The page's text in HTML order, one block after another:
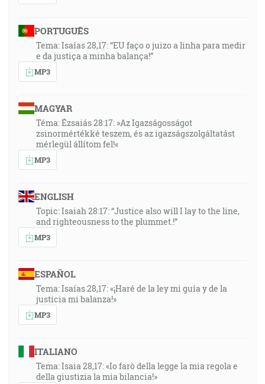
PORTUGUÊS
Tema: Isaías 28,17: “EU faço o juizo a linha para medir
e da justiça a minha balança!”
MP3
MAGYAR
Téma: Ézsaiás 28:17: »Az Igazságosságot
zsinormértékké teszem, és az igazságszolgáltatást
mérlegül állítom fel!«
MP3
ENGLISH
Topic: Isaiah 28:17: “Justice also will I lay to the line,
and righteousness to the plummet.!”
MP3
ESPAÑOL
Tema: Isaías 28,17: «¡Haré de la ley mi guía y de la
justicia mi balanza!»
MP3
ITALIANO
Tema: Isaia 28,17: «Io farò della legge la mia regola e
della giustizia la mia bilancia!»